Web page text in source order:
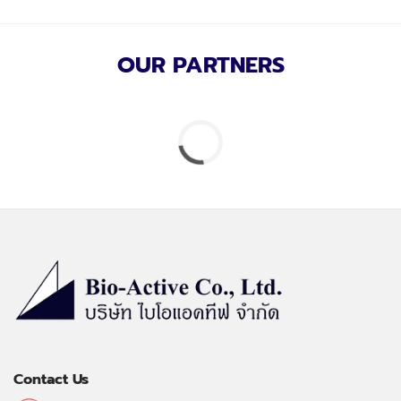
OUR PARTNERS
Contact Us